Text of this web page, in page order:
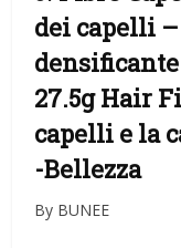
dei capelli
27.5g Hair
capelli e la
-Bellezza
By BUNEE